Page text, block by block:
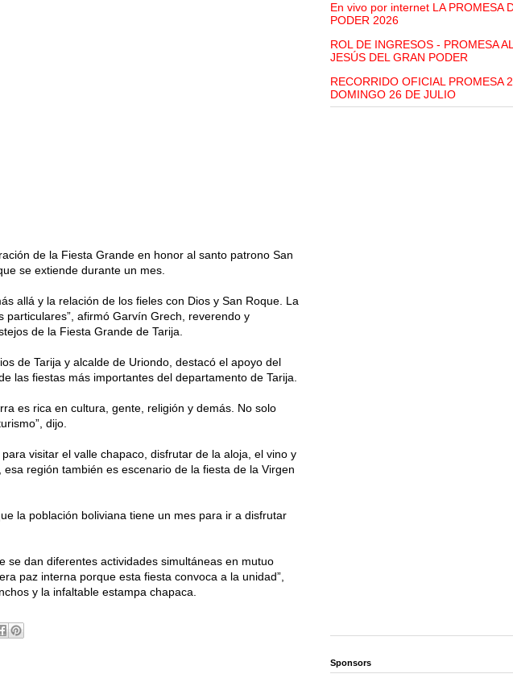
de la Fiesta Grande en honor al santo patrono San
se extiende durante un mes.
allá y la relación de los fieles con Dios y San Roque. La
afirmó Garvín Grech, reverendo y
de la Fiesta Grande de Tarija.
de Tarija y alcalde de Uriondo, destacó el apoyo del
las fiestas más importantes del departamento de Tarija.
es rica en cultura, gente, religión y demás. No solo
dijo.
visitar el valle chapaco, disfrutar de la aloja, el vino y
región también es escenario de la fiesta de la Virgen
la población boliviana tiene un mes para ir a disfrutar
se dan diferentes actividades simultáneas en mutuo
paz interna porque esta fiesta convoca a la unidad”,
y la infaltable estampa chapaca.
En vivo por internet LA PROMESA
PODER 2026
ROL DE INGRESOS - PROMESA
JESÚS DEL GRAN PODER
RECORRIDO OFICIAL PROMESA
DOMINGO 26 DE JULIO
Sponsors